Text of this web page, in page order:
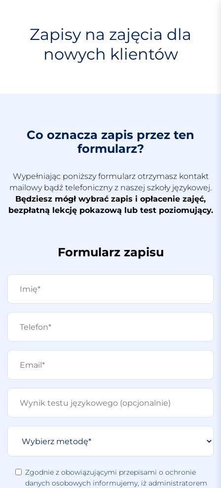
Zapisy na zajęcia dla
nowych klientów
Co oznacza zapis przez ten
formularz?
Wypełniając poniższy formularz otrzymasz kontakt
mailowy bądź telefoniczny z naszej szkoły językowej.
Będziesz mógł wybrać zapis i opłacenie zajęć,
bezpłatną lekcję pokazową lub test poziomujący.
Formularz zapisu
Zgodnie z obowiązującymi przepisami o ochronie
danych osobowych informujemy, iż administratorem